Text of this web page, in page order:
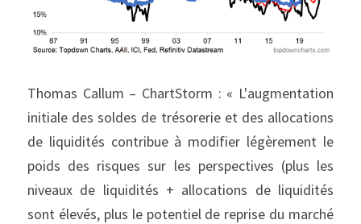
Thomas Callum – ChartStorm : « L'augmentation
initiale des soldes de trésorerie et des allocations
de liquidités contribue à modifier légèrement le
poids des risques sur les perspectives (plus les
niveaux de liquidités + allocations de liquidités
sont élevés, plus le potentiel de reprise du marché